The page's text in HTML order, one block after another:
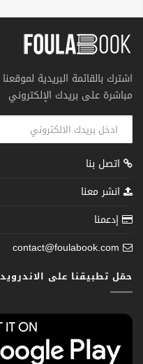
اشترك بالقائمة البريدية
مباشرة على بريدك الإلكتروني
اتصل بنا
انشر معنا
إدعمنا
contact@foulabook.com
حمّل تطبيقنا على الاندرويد